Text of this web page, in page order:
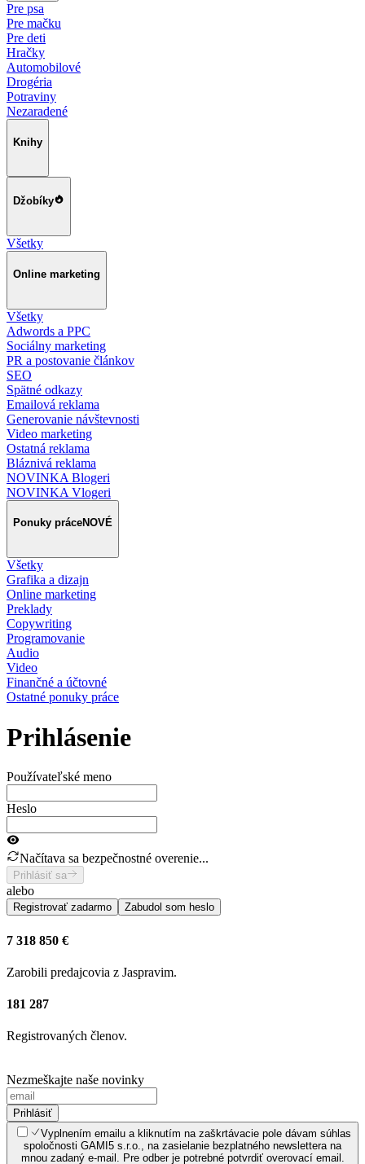
Pre psa
Pre mačku
Pre deti
Hračky
Automobilové
Drogéria
Potraviny
Nezaradené
Knihy
Džobíky
Všetky
Online marketing
Všetky
Adwords a PPC
Sociálny marketing
PR a postovanie článkov
SEO
Spätné odkazy
Emailová reklama
Generovanie návštevnosti
Video marketing
Ostatná reklama
Bláznivá reklama
NOVINKA Blogeri
NOVINKA Vlogeri
Ponuky práceNOVÉ
Všetky
Grafika a dizajn
Online marketing
Preklady
Copywriting
Programovanie
Audio
Video
Finančné a účtovné
Ostatné ponuky práce
Prihlásenie
Používateľské meno
Heslo
Načítava sa bezpečnostné overenie...
Prihlásiť sa
alebo
Registrovať zadarmo Zabudol som heslo
7 318 850 €
Zarobili predajcovia z Jaspravim.
181 287
Registrovaných členov.
Nezmeškajte naše novinky
Prihlásiť
Vyplnením emailu a kliknutím na zaškrtávacie pole dávam súhlas
spoločnosti GAMI5 s.r.o., na zasielanie bezplatného newslettera na
mnou zadaný e-mail. Pre odber je potrebné potvrdiť overovací email.